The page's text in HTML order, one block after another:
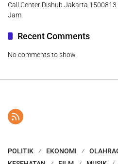
Call Center Dishub Jakarta
Jam
Recent Comments
No comments to show.
POLITIK EKONOMI